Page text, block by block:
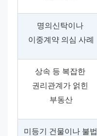
명의신탁이나
이중계약 의심 사례
상속 등 복잡한
권리관계가 얽힌
부동산
미등기 건물이나 불법